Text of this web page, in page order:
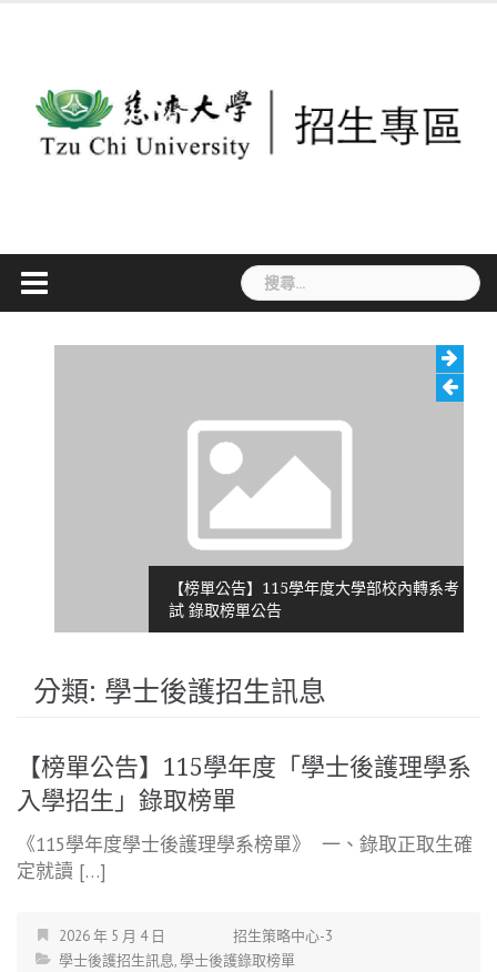
搜
尋
【榜單公告】115學年度大學部校內轉系考
試 錄取榜單公告
分類: 學士後護招生訊息
【榜單公告】115學年度「學士後護理學系
入學招生」錄取榜單
《115學年度學士後護理學系榜單》 一、錄取正取生確
定就讀 […]
2026 年 5 月 4 日
招生策略中心-3
學士後護招生訊息,學士後護錄取榜單